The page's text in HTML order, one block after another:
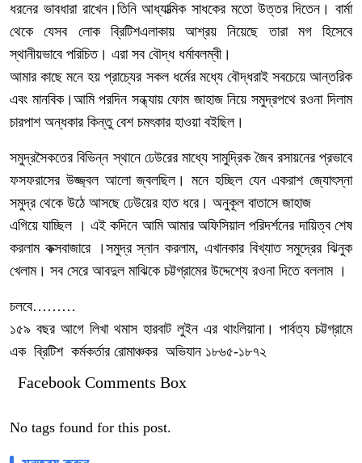
ধরনের ভাবধারা রাখেন।তিনি আধ্যাত্মিক সাধকের মতো উত্তর দিতেন। বার্মা
থেকে যেসব লোক ব্রিটিশএলাকায় আশ্রয় নিয়েছে তারা মগ হিসেবে
স্থানীয়ভাবে পরিচিত। এরা সব বৌদ্ধ ধর্মাবলম্বী।
আমার কাছে মনে হয় প্রাচ্যের সকল ধর্মের মধ্যে বৌদ্ধরাই সবচেয়ে আন্তরিক
এবং মানবিক।আমি পরদিন সন্ধ্যায় ফোম জাহাজ নিয়ে সমুদ্রপথে রওনা দিলাম
চারপাশ অন্ধকার কিন্তু বেশ চমৎকার হাওয়া বইছিল।
সমুদ্রসৈকতের বিভিন্ন স্থানে ঢেউরের মাধ্যে সামুদ্রিক জৈব রসায়নের প্রভাবে
ফসফরাসের উজ্জ্বল আলো জ্বলছিল। মনে হচ্ছিল যেন একরাশ জ্যোৎস্না
সমুদ্র থেকে উঠে আসছে ঢেউয়ের হাত ধরে। অনুকূল বাতাসে জাহাজ
এগিয়ে যাচ্ছিল । এই কদিনে আমি আমার অফিসিয়াল পরিদর্শনের দায়িত্ব শেষ
করলাম কক্সবাজারে ।সমুদ্র স্নান করলাম, এখানকার বিখ্যাত সমুদ্রের ঝিনুক
খেলাম। সব সেরে আবদুল মাঝিকে চট্টগ্রামের উদ্দেশ্যে রওনা দিতে বললাম ।
চলবে………
১৫৯ বছর আগে লিখা থমাস হারবাট লুইন এর থাংলিয়ানা। পার্বত্য চট্টগ্রামে
এক ব্রিটিশ কর্মকর্তার রোমাঞ্চকর অভিযান ১৮৬৫-১৮৭২
Facebook Comments Box
No tags found for this post.